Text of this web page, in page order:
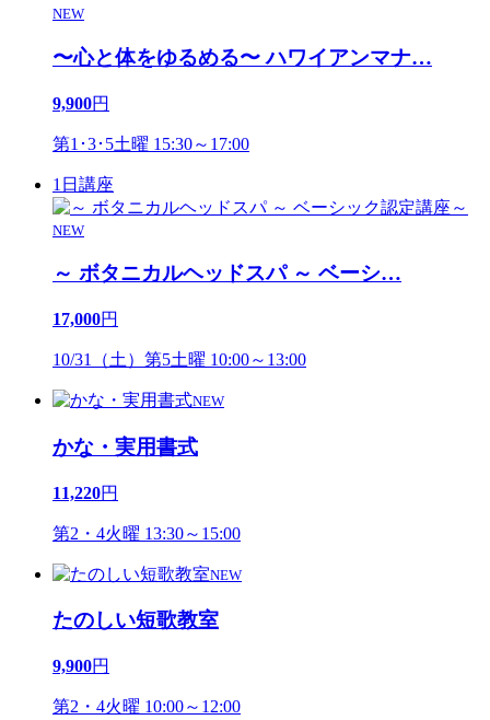
NEW
〜心と体をゆるめる〜 ハワイアンマナ…
9,900円
第1･3･5土曜 15:30～17:00
1日講座
NEW
～ ボタニカルヘッドスパ ～ ベーシ…
17,000円
10/31（土）第5土曜 10:00～13:00
NEW
かな・実用書式
11,220円
第2・4火曜 13:30～15:00
NEW
たのしい短歌教室
9,900円
第2・4火曜 10:00～12:00